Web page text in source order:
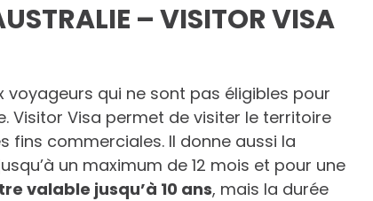
– VISITOR VISA
voyageurs qui ne sont pas éligibles pour
Visitor Visa permet de visiter le territoire
fins commerciales. Il donne aussi la
un maximum de 12 mois et pour une
valable jusqu’à 10 ans, mais la durée